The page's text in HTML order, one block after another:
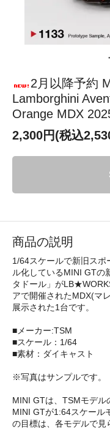
2月以降予約
Lamborghini
Orange MDX
2,300円(税込
商品の説明
1/64スケールで新旧ス
ル化しているMINI GTの
タドール」が
アで開催されたMDX(マ
展示された1台です。
■メーカー:TSM
■スケール：1/64
■素材：ダイキャスト
※写真はサンプルです。
MINI GTは、TSMモデル
MINI GTが1:64スケール
の目標は、各モデルで見